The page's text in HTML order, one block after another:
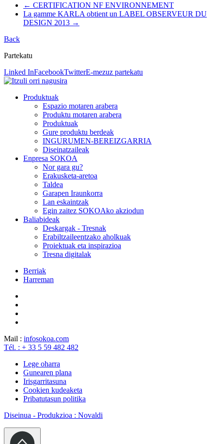
← CERTIFICATION NF ENVIRONNEMENT
La gamme KARLA obtient un LABEL OBSERVEUR DU
DESIGN 2013 →
Back
Partekatu
Linked InFacebookTwitterE-mezuz partekatu
Produktuak
Espazio motaren arabera
Produktu motaren arabera
Produktuak
Gure produktu berdeak
INGURUMEN-BEREIZGARRIA
Diseinatzaileak
Enpresa SOKOA
Nor gara gu?
Erakusketa-aretoa
Taldea
Garapen Iraunkorra
Lan eskaintzak
Egin zaitez SOKOAko akziodun
Baliabideak
Deskargak - Tresnak
Erabiltzaileentzako aholkuak
Proiektuak eta inspirazioa
Tresna digitalak
Berriak
Harreman
Mail : infosokoa.com
Tél. : + 33 5 59 482 482
Lege oharra
Gunearen plana
Irisgarritasuna
Cookien kudeaketa
Pribatutasun politika
Diseinua - Produkzioa : Novaldi